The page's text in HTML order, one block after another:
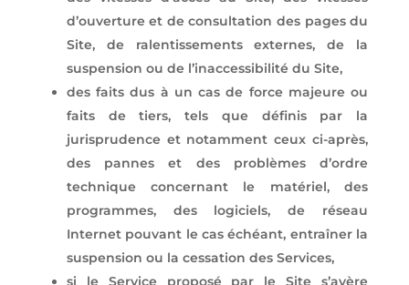
d’ouverture et de consultation des pages du
Site, de ralentissements externes, de la
suspension ou de l’inaccessibilité du Site,
des faits dus à un cas de force majeure ou
faits de tiers, tels que définis par la
jurisprudence et notamment ceux ci-après,
des pannes et des problèmes d’ordre
technique concernant le matériel, des
programmes, des logiciels, de réseau
Internet pouvant le cas échéant, entraîner la
suspension ou la cessation des Services,
si le Service proposé par le Site s’avère